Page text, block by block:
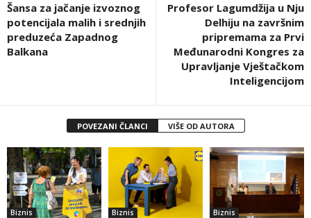
Šansa za jačanje izvoznog
potencijala malih i srednjih
preduzeća Zapadnog
Balkana
Profesor Lagumdžija u Nju
Delhiju na završnim
pripremama za Prvi
Međunarodni Kongres za
Upravljanje Vještačkom
Inteligencijom
POVEZANI ČLANCI VIŠE OD AUTORA
Biznis Biznis Biznis